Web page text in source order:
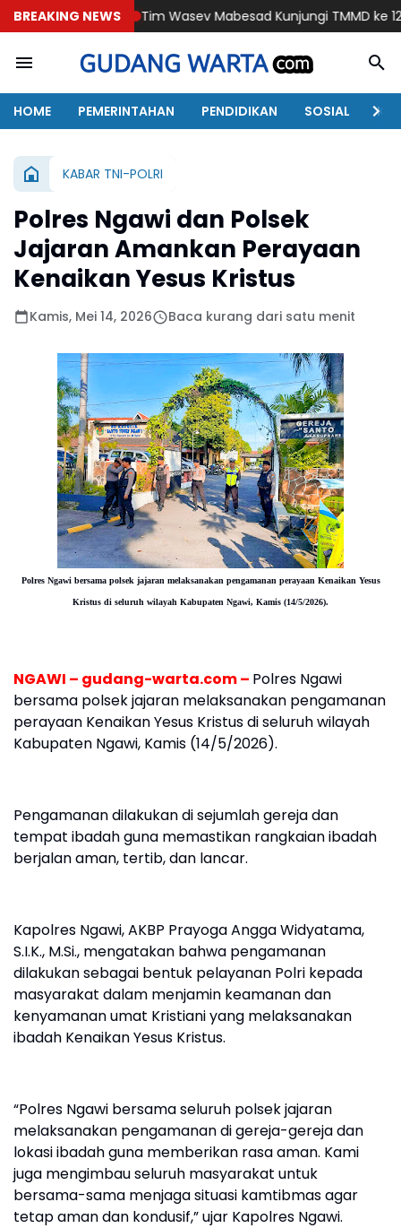
BREAKING NEWS
Tim Wasev Mabesad Kunjungi TMMD ke 129 Bulu Lor
HOME PEMERINTAHAN PENDIDIKAN SOSIAL
KABAR TNI-POLRI
Polres Ngawi dan Polsek
Jajaran Amankan Perayaan
Kenaikan Yesus Kristus
Kamis, Mei 14, 2026 Baca kurang dari satu menit
Polres Ngawi bersama polsek jajaran melaksanakan pengamanan perayaan Kenaikan Yesus
Kristus di seluruh wilayah Kabupaten Ngawi, Kamis (14/5/2026).
NGAWI – gudang-warta.com – Polres Ngawi
bersama polsek jajaran melaksanakan pengamanan
perayaan Kenaikan Yesus Kristus di seluruh wilayah
Kabupaten Ngawi, Kamis (14/5/2026).
Pengamanan dilakukan di sejumlah gereja dan
tempat ibadah guna memastikan rangkaian ibadah
berjalan aman, tertib, dan lancar.
Kapolres Ngawi, AKBP Prayoga Angga Widyatama,
S.I.K., M.Si., mengatakan bahwa pengamanan
dilakukan sebagai bentuk pelayanan Polri kepada
masyarakat dalam menjamin keamanan dan
kenyamanan umat Kristiani yang melaksanakan
ibadah Kenaikan Yesus Kristus.
“Polres Ngawi bersama seluruh polsek jajaran
melaksanakan pengamanan di gereja-gereja dan
lokasi ibadah guna memberikan rasa aman. Kami
juga mengimbau seluruh masyarakat untuk
bersama-sama menjaga situasi kamtibmas agar
tetap aman dan kondusif,” ujar Kapolres Ngawi.